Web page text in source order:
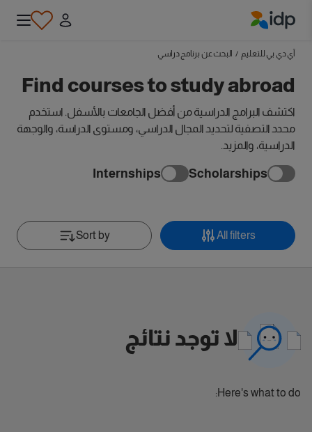
آي دي بي للتعليم / البحث عن برنامج دراسي
Find courses to study abroad
اكتشف البرامج الدراسية من أفضل الجامعات بالأسفل. استخدم
محدد التصفية لتحديد المجال الدراسي، ومستوى الدراسة، والوجهة
الدراسية، والمزيد.
Scholarships
Internships
All filters
Sort by
لا توجد نتائج
Here's what to do: